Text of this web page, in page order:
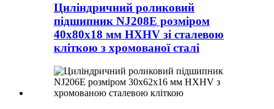
Циліндричний роликовий
підшипник NJ208E розміром
40x80x18 мм HXHV зі сталевою
кліткою з хромованої сталі